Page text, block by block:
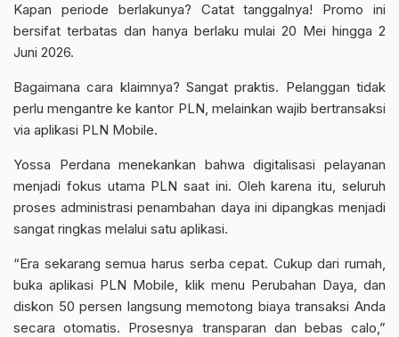
Kapan periode berlakunya? Catat tanggalnya! Promo ini
bersifat terbatas dan hanya berlaku mulai 20 Mei hingga 2
Juni 2026.
Bagaimana cara klaimnya? Sangat praktis. Pelanggan tidak
perlu mengantre ke kantor PLN, melainkan wajib bertransaksi
via aplikasi PLN Mobile.
Yossa Perdana menekankan bahwa digitalisasi pelayanan
menjadi fokus utama PLN saat ini. Oleh karena itu, seluruh
proses administrasi penambahan daya ini dipangkas menjadi
sangat ringkas melalui satu aplikasi.
“Era sekarang semua harus serba cepat. Cukup dari rumah,
buka aplikasi PLN Mobile, klik menu Perubahan Daya, dan
diskon 50 persen langsung memotong biaya transaksi Anda
secara otomatis. Prosesnya transparan dan bebas calo,”